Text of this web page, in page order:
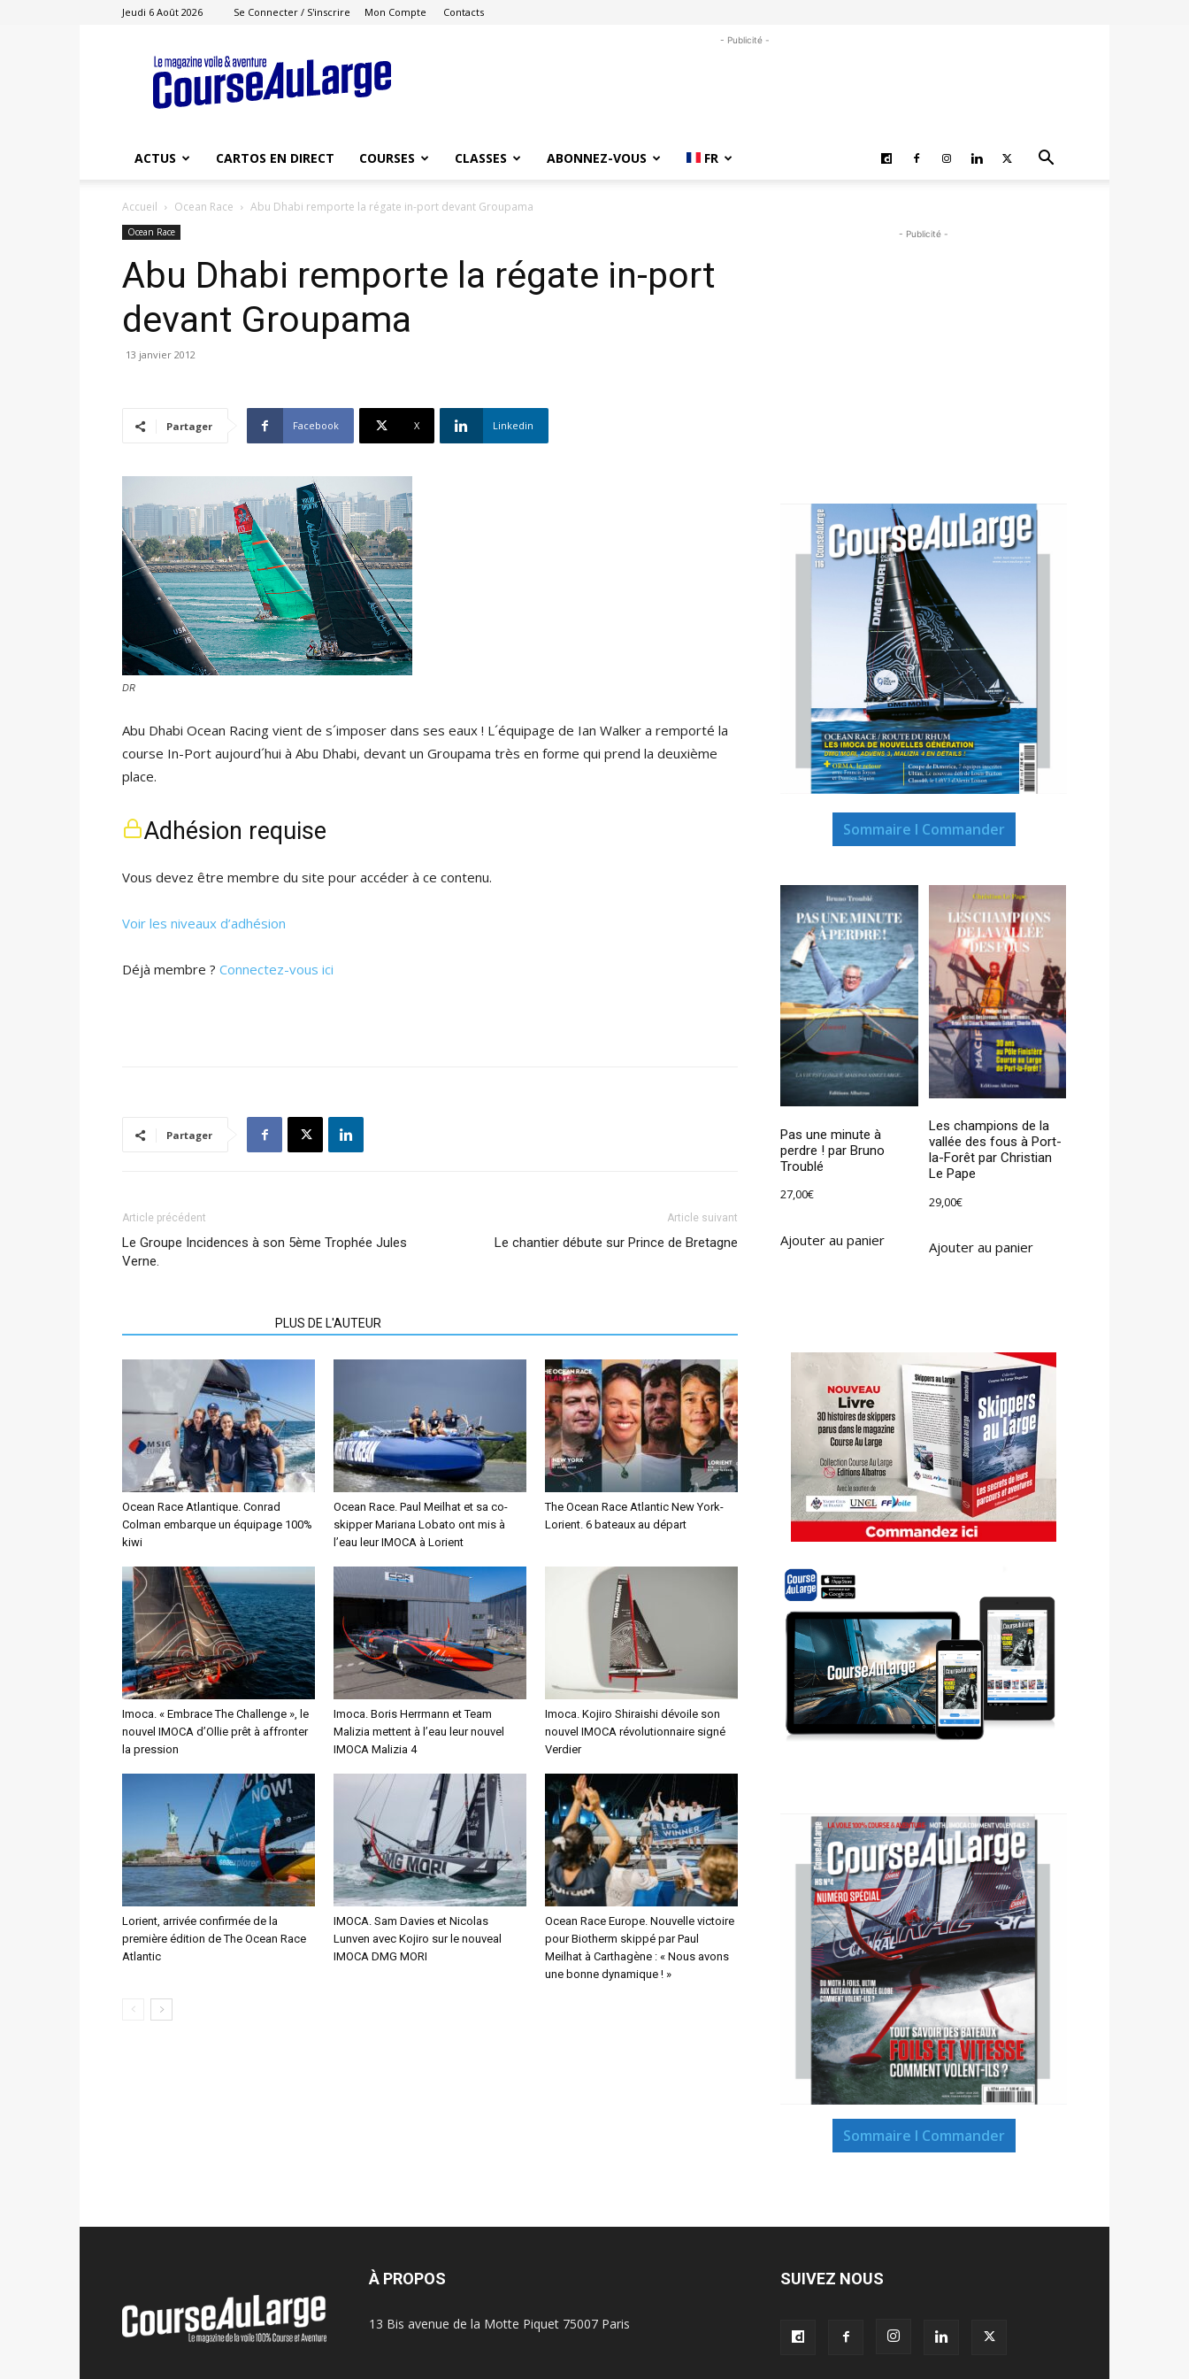
Jeudi 6 Août 2026 Se Connecter / S'inscrire Mon Compte Contacts
Course
au
Large
- Publicité -
ACTUS CARTOS EN DIRECT COURSES CLASSES ABONNEZ-VOUS FR
Accueil Ocean Race Abu Dhabi remporte la régate in-port devant Groupama
Ocean Race
Abu Dhabi remporte la régate in-port
devant Groupama
13 janvier 2012
Partager Facebook X Linkedin
DR
Abu Dhabi Ocean Racing vient de s´imposer dans ses eaux ! L´équipage de Ian Walker a remporté la
course In-Port aujourd´hui à Abu Dhabi, devant un Groupama très en forme qui prend la deuxième
place.
Adhésion requise
Vous devez être membre du site pour accéder à ce contenu.
Voir les niveaux d’adhésion
Déjà membre ? Connectez-vous ici
Partager
Article précédent
Le Groupe Incidences à son 5ème Trophée Jules
Verne.
Article suivant
Le chantier débute sur Prince de Bretagne
PLUS DE L'AUTEUR
Ocean Race Atlantique. Conrad
Colman embarque un équipage 100%
kiwi
Ocean Race. Paul Meilhat et sa co-
skipper Mariana Lobato ont mis à
l’eau leur IMOCA à Lorient
The Ocean Race Atlantic New York-
Lorient. 6 bateaux au départ
Imoca. « Embrace The Challenge », le
nouvel IMOCA d’Ollie prêt à affronter
la pression
Imoca. Boris Herrmann et Team
Malizia mettent à l’eau leur nouvel
IMOCA Malizia 4
Imoca. Kojiro Shiraishi dévoile son
nouvel IMOCA révolutionnaire signé
Verdier
Lorient, arrivée confirmée de la
première édition de The Ocean Race
Atlantic
IMOCA. Sam Davies et Nicolas
Lunven avec Kojiro sur le nouveal
IMOCA DMG MORI
Ocean Race Europe. Nouvelle victoire
pour Biotherm skippé par Paul
Meilhat à Carthagène : « Nous avons
une bonne dynamique ! »
- Publicité -
Sommaire I Commander
Pas une minute à
perdre ! par Bruno
Troublé
27,00€
Ajouter au panier
Les champions de la
vallée des fous à Port-
la-Forêt par Christian
Le Pape
29,00€
Ajouter au panier
Sommaire I Commander
À PROPOS
13 Bis avenue de la Motte Piquet 75007 Paris
SUIVEZ NOUS